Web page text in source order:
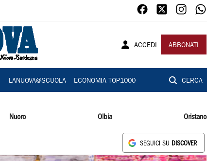
ACCEDI ABBONATI
LANUOVA@SCUOLA ECONOMIA TOP1000 CERCA
Nuoro Olbia Oristano
SEGUICI SU DISCOVER